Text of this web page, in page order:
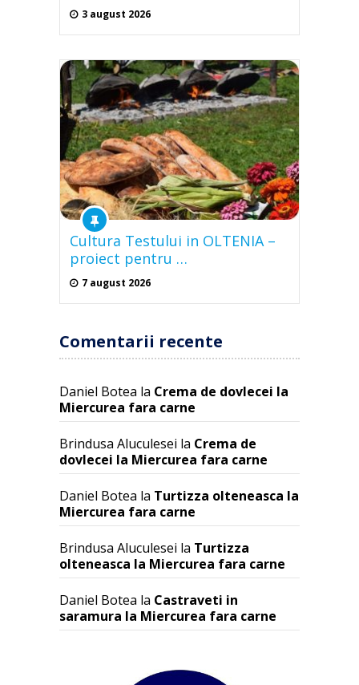
3 august 2026
Cultura Testului in OLTENIA –
proiect pentru …
7 august 2026
Comentarii recente
Daniel Botea la Crema de dovlecei la
Miercurea fara carne
Brindusa Aluculesei la Crema de
dovlecei la Miercurea fara carne
Daniel Botea la Turtizza olteneasca la
Miercurea fara carne
Brindusa Aluculesei la Turtizza
olteneasca la Miercurea fara carne
Daniel Botea la Castraveti in
saramura la Miercurea fara carne